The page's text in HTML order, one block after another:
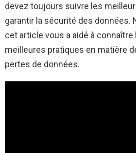
devez toujours suivre les
garantir la sécurité des données.
cet article vous a aidé à
meilleures pratiques en matière
pertes de données.